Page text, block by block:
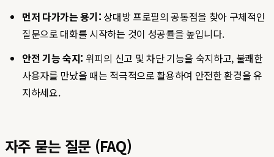
먼저 다가가는 용기: 상대방 프로필의 공통점을 찾아 구체적인
질문으로 대화를 시작하는 것이 성공률을 높입니다.
안전 기능 숙지: 위피의 신고 및 차단 기능을 숙지하고, 불쾌한
사용자를 만났을 때는 적극적으로 활용하여 안전한 환경을 유
지하세요.
자주 묻는 질문 (FAQ)